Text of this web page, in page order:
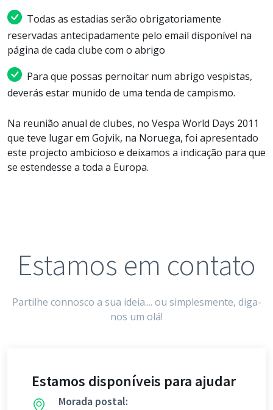
Todas as estadias serão obrigatoriamente
reservadas antecipadamente pelo email disponível na
página de cada clube com o abrigo
Para que possas pernoitar num abrigo vespistas,
deverás estar munido de uma tenda de campismo.
Na reunião anual de clubes, no Vespa World Days 2011
que teve lugar em Gojvik, na Noruega, foi apresentado
este projecto ambicioso e deixamos a indicação para que
se estendesse a toda a Europa.
Estamos em contato
Partilhe connosco a sua ideia.... ou simplesmente, diga-
nos um olá!
Estamos disponíveis para ajudar
Morada postal: